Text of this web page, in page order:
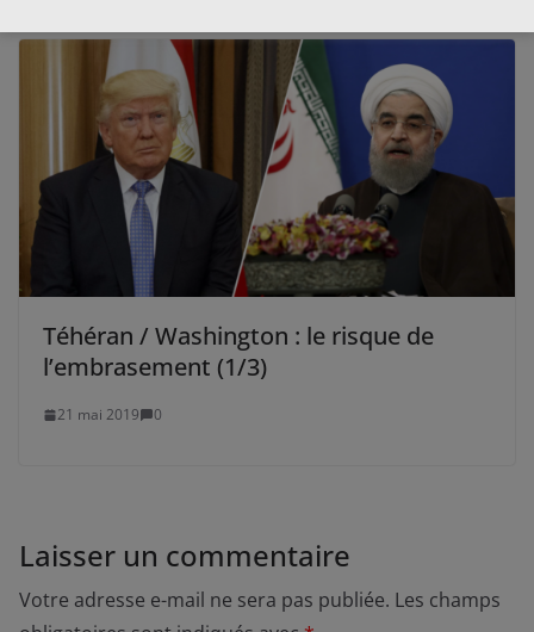
Téhéran / Washington : le risque de
l’embrasement (1/3)
21 mai 2019 0
Laisser un commentaire
Votre adresse e-mail ne sera pas publiée. Les champs